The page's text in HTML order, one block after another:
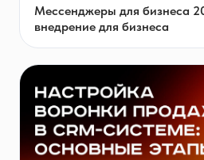
Мессенджеры для бизнеса
внедрение для бизнеса